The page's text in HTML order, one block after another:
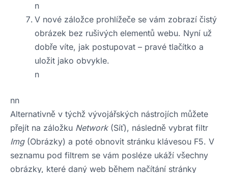
n
V nové záložce prohlížeče se vám zobrazí čistý
obrázek bez rušivých elementů webu. Nyní už
dobře víte, jak postupovat – pravé tlačítko a
uložit jako obvykle.
n
nn
Alternativně v týchž vývojářských nástrojích můžete
přejít na záložku Network(Síť), následně vybrat filtr
Img(Obrázky) a poté obnovit stránku klávesou F5. V
seznamu pod filtrem se vám posléze ukáží všechny
obrázky, které daný web během načítání stránky